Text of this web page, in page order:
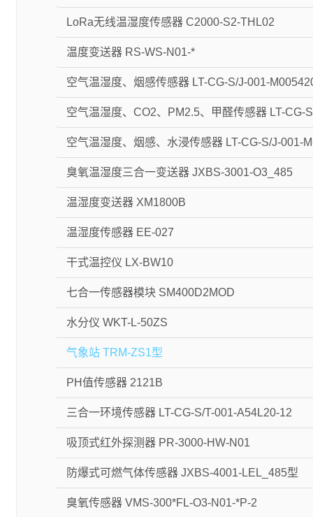
LoRa无线温湿度传感器 C2000-S2-THL02
温度变送器 RS-WS-N01-*
空气温湿度、烟感传感器 LT-CG-S/J-001-
空气温湿度、CO2、PM2.5、甲醛传感器 LT-CG-
空气温湿度、烟感、水浸传感器 LT-CG-S/J-001-
臭氧温湿度三合一变送器 JXBS-3001-O3_485
温湿度变送器 XM1800B
温湿度传感器 EE-027
干式温控仪 LX-BW10
七合一传感器模块 SM400D2MOD
水分仪 WKT-L-50ZS
气象站 TRM-ZS1型
PH值传感器 2121B
三合一环境传感器 LT-CG-S/T-001-A54L20-12
吸顶式红外探测器 PR-3000-HW-N01
防爆式可燃气体传感器 JXBS-4001-LEL_485型
臭氧传感器 VMS-300*FL-O3-N01-*P-2